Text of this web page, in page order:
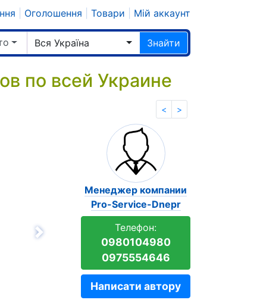
Оголошення Товари Мій аккаунт
Вся Україна Знайти
по всей Украине
< >
Менеджер компании
Pro-Service-Dnepr
Телефон:
0980104980
0975554646
Написати автору